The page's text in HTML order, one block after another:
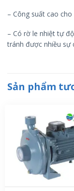
– Công suất cao
– Có rờ le nhiệt tự
tránh được nhiều sự
Sản phẩm